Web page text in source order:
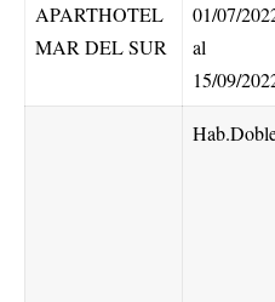
APARTHOTEL
MAR DEL SUR
01/07/
al
15/09/